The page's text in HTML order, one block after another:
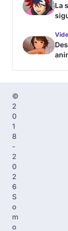
La
©
2
0
1
8
-
2
0
2
6
S
o
m
o